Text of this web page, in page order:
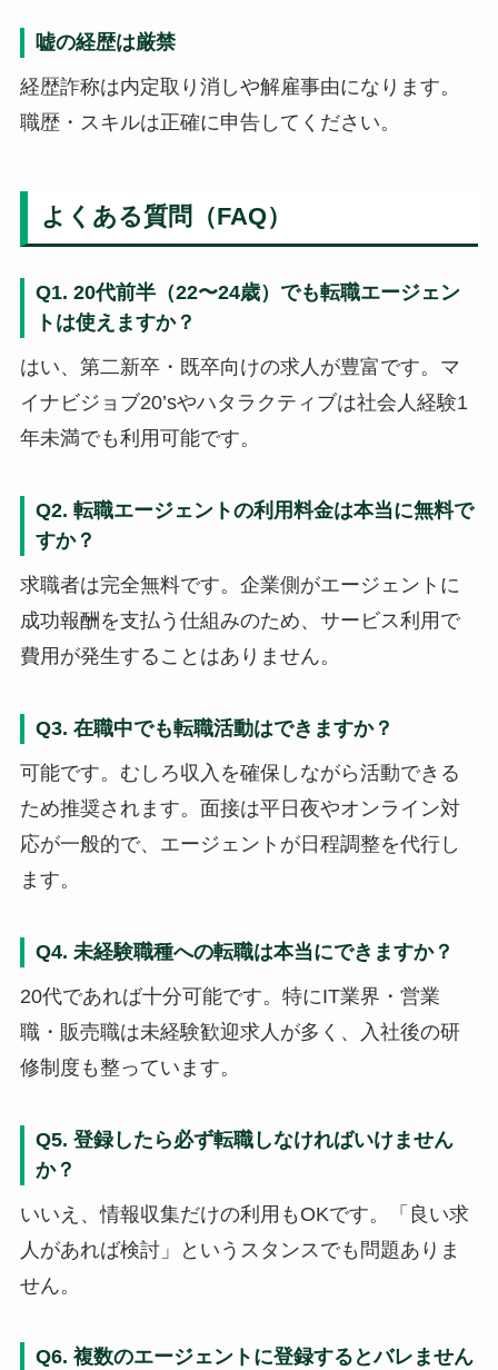
嘘の経歴は厳禁
経歴詐称は内定取り消しや解雇事由になります。
職歴・スキルは正確に申告してください。
よくある質問（FAQ）
Q1. 20代前半（22〜24歳）でも転職エージェン
トは使えますか？
はい、第二新卒・既卒向けの求人が豊富です。マ
イナビジョブ20’sやハタラクティブは社会人経験1
年未満でも利用可能です。
Q2. 転職エージェントの利用料金は本当に無料で
すか？
求職者は完全無料です。企業側がエージェントに
成功報酬を支払う仕組みのため、サービス利用で
費用が発生することはありません。
Q3. 在職中でも転職活動はできますか？
可能です。むしろ収入を確保しながら活動できる
ため推奨されます。面接は平日夜やオンライン対
応が一般的で、エージェントが日程調整を代行し
ます。
Q4. 未経験職種への転職は本当にできますか？
20代であれば十分可能です。特にIT業界・営業
職・販売職は未経験歓迎求人が多く、入社後の研
修制度も整っています。
Q5. 登録したら必ず転職しなければいけません
か？
いいえ、情報収集だけの利用もOKです。「良い求
人があれば検討」というスタンスでも問題ありま
せん。
Q6. 複数のエージェントに登録するとバレません